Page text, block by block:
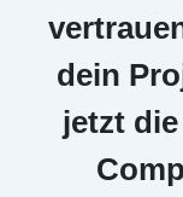
dein
jetzt